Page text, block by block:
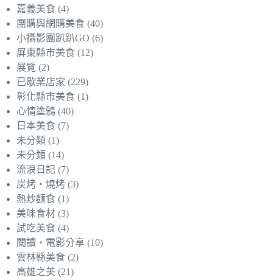
嘉義美食 (4)
團購與網購美食 (40)
小攝影團趴趴GO (6)
屏東縣市美食 (12)
展覽 (2)
已歇業店家 (229)
彰化縣市美食 (1)
心情塗鴉 (40)
日本美食 (7)
未分類 (1)
未分類 (14)
流浪日記 (7)
炭烤‧燒烤 (3)
熱炒麵食 (1)
美味食材 (3)
試吃美食 (4)
閱讀‧電影分享 (10)
雲林縣美食 (2)
高雄之美 (21)